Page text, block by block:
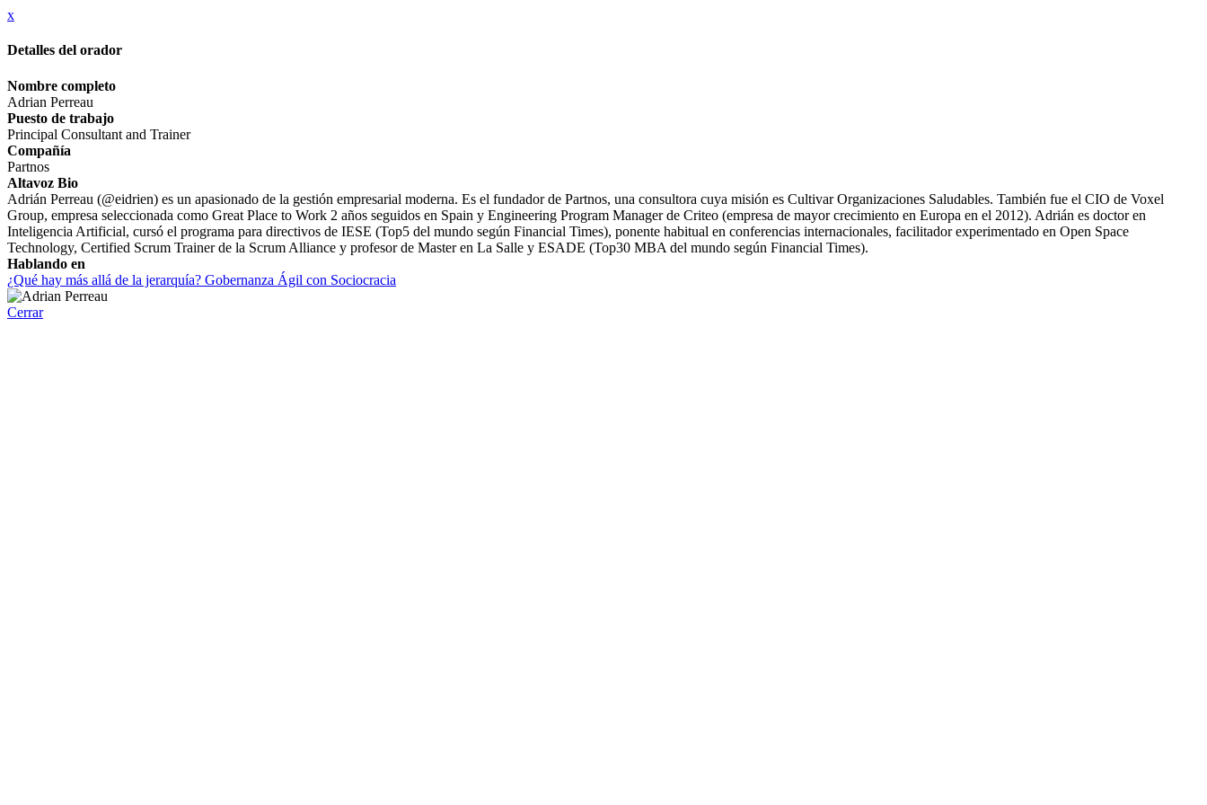
x
Detalles del orador
Nombre completo
Adrian Perreau
Puesto de trabajo
Principal Consultant and Trainer
Compañía
Partnos
Altavoz Bio
Adrián Perreau (@eidrien) es un apasionado de la gestión empresarial moderna. Es el fundador de Partnos, una consultora cuya misión es Cultivar Organizaciones Saludables. También fue el CIO de Voxel
Group, empresa seleccionada como Great Place to Work 2 años seguidos en Spain y Engineering Program Manager de Criteo (empresa de mayor crecimiento en Europa en el 2012). Adrián es doctor en
Inteligencia Artificial, cursó el programa para directivos de IESE (Top5 del mundo según Financial Times), ponente habitual en conferencias internacionales, facilitador experimentado en Open Space
Technology, Certified Scrum Trainer de la Scrum Alliance y profesor de Master en La Salle y ESADE (Top30 MBA del mundo según Financial Times).
Hablando en
¿Qué hay más allá de la jerarquía? Gobernanza Ágil con Sociocracia
Cerrar